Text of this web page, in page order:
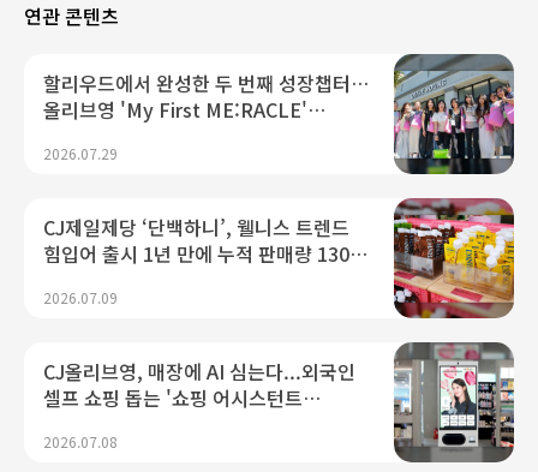
연관 콘텐츠
할리우드에서 완성한 두 번째 성장챕터…
올리브영 'My First ME:RACLE'
2026.07.29
CJ제일제당 ‘단백하니’, 웰니스 트렌드
힘입어 출시 1년 만에 누적 판매량 130만
2026.07.09
CJ올리브영, 매장에 AI 심는다...외국인
셀프 쇼핑 돕는 '쇼핑 어시스턴트
2026.07.08